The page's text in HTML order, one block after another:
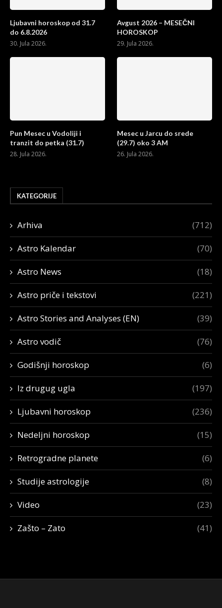
Ljubavni horoskop od 31.7
do 6.8.2026
30. Jula 2026.
Avgust 2026 – MESEČNI
HOROSKOP
29. Jula 2026.
Pun Mesec u Vodoliji i
tranzit do petka (31.7)
28. Jula 2026.
Mesec u Jarcu do srede
(29.7) oko 3 AM
26. Jula 2026.
KATEGORIJE
Arhiva (712)
Astro Kalendar (70)
Astro News (18)
Astro priče i tekstovi (221)
Astro Stories and Analyses (EN) (39)
Astro vodič (76)
Godišnji horoskop (6)
Iz drugug ugla (197)
Ljubavni horoskop (236)
Nedeljni horoskop (15)
Retrogradne planete (6)
Studije astrologije (8)
Video (23)
Zašto – Zato (41)